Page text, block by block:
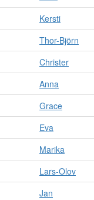
Kersti
Thor-Björn
Christer
Anna
Grace
Eva
Marika
Lars-Olov
Jan